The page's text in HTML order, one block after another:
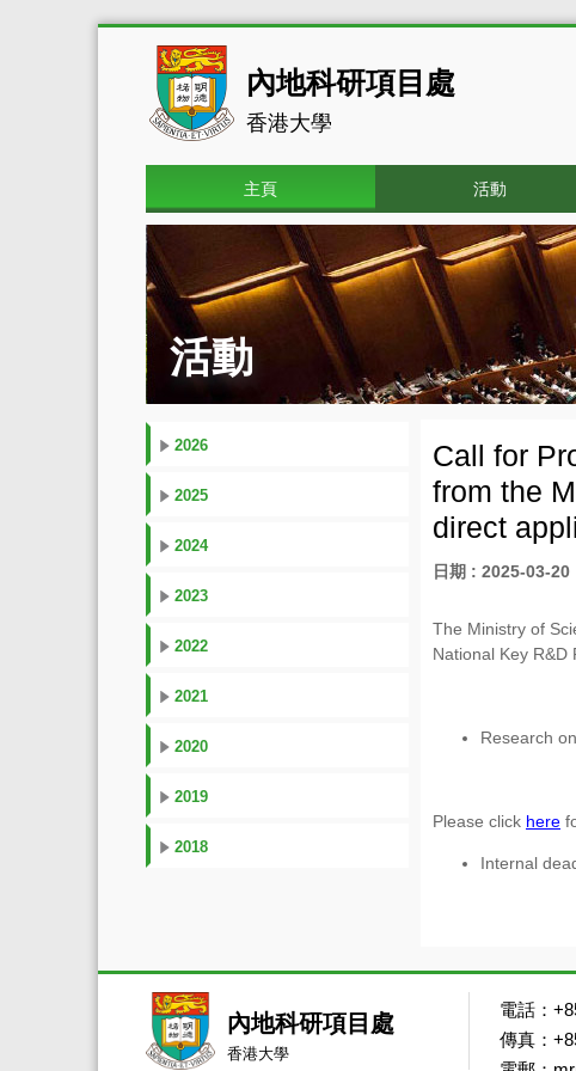
內地科研項目處
香港大學
主頁 活動
活動
2026
2025
2024
2023
2022
2021
2020
2019
2018
Call for
from the
direct
日期 : 2025-03-20
The Ministry of
National Key R&D
Research
Please click here
Internal
內地科研項目處
香港大學
電話：
傳真：